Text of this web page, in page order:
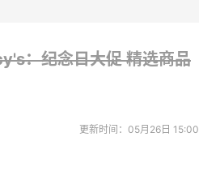
：纪念日大促 精选商品
更新时间：05月26日 15:00